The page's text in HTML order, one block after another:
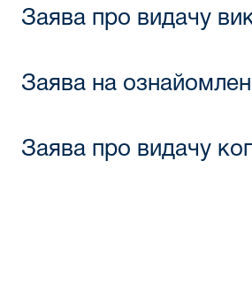
Заява про видачу
Заява на
Заява про видачу